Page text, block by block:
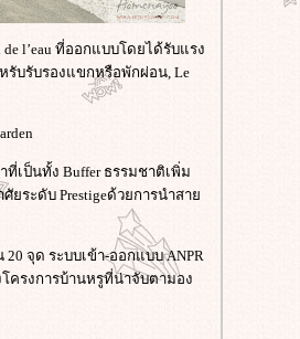
de l’eau ที่ออกแบบโดยได้รับแรง
หรับรับรองแขกหรือพักผ่อน, Le
ที่เป็นทั้ง Buffer ธรรมชาติเพิ่ม
ยระดับ Prestigeด้วยการนำสา
จุด ระบบเข้า-ออกแบบ ANPR
ครงการบ้านหรูที่น่าจับตามอง